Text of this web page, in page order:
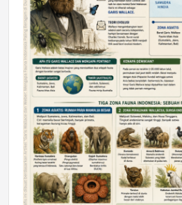
Jumat, 10 Jul 2026